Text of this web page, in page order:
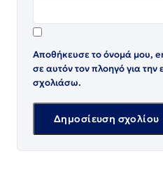
Αποθήκευσε το όνομά μου,
σε αυτόν τον πλοηγό για
σχολιάσω.